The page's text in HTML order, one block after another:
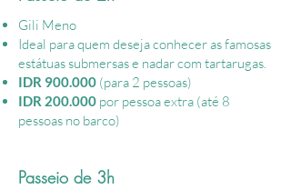
Gili Meno
Ideal para quem deseja conhecer as famosas
estátuas submersas e nadar com tartarugas.
IDR 900.000 (para 2 pessoas)
IDR 200.000 por pessoa extra (até 8
pessoas no barco)
Passeio de 3h